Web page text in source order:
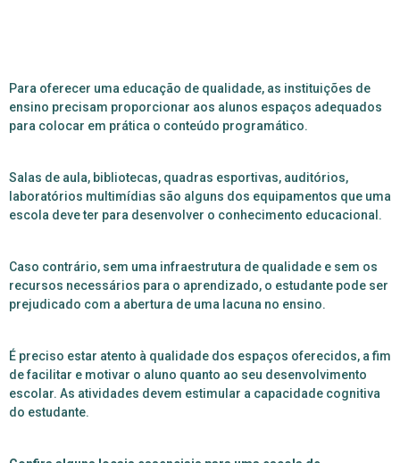
Para oferecer uma educação de qualidade, as instituições de
ensino precisam proporcionar aos alunos espaços adequados
para colocar em prática o conteúdo programático.
Salas de aula, bibliotecas, quadras esportivas, auditórios,
laboratórios multimídias são alguns dos equipamentos que uma
escola deve ter para desenvolver o conhecimento educacional.
Caso contrário, sem uma infraestrutura de qualidade e sem os
recursos necessários para o aprendizado, o estudante pode ser
prejudicado com a abertura de uma lacuna no ensino.
É preciso estar atento à qualidade dos espaços oferecidos, a fim
de facilitar e motivar o aluno quanto ao seu desenvolvimento
escolar. As atividades devem estimular a capacidade cognitiva
do estudante.